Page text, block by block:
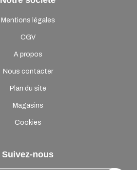
Mentions légales
CGV
A propos
Nous contacter
Plan du site
Magasins
Cookies
Suivez-nous